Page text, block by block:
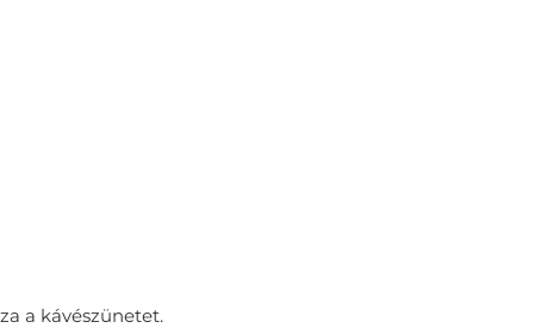
a kávészünetet.